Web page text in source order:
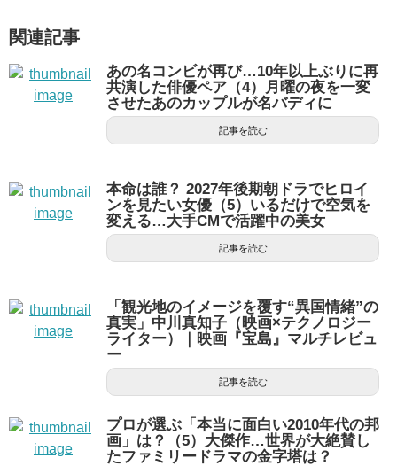
関連記事
あの名コンビが再び…10年以上ぶりに再
共演した俳優ペア（4）月曜の夜を一変
させたあのカップルが名バディに
記事を読む
本命は誰？ 2027年後期朝ドラでヒロイ
ンを見たい女優（5）いるだけで空気を
変える…大手CMで活躍中の美女
記事を読む
「観光地のイメージを覆す“異国情緒”の
真実」中川真知子（映画×テクノロジー
ライター）｜映画『宝島』マルチレビュ
ー
記事を読む
プロが選ぶ「本当に面白い2010年代の邦
画」は？（5）大傑作…世界が大絶賛し
たファミリードラマの金字塔は？